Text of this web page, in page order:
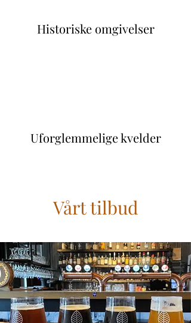
Historiske omgivelser
Uforglemmelige kvelder
Vårt tilbud